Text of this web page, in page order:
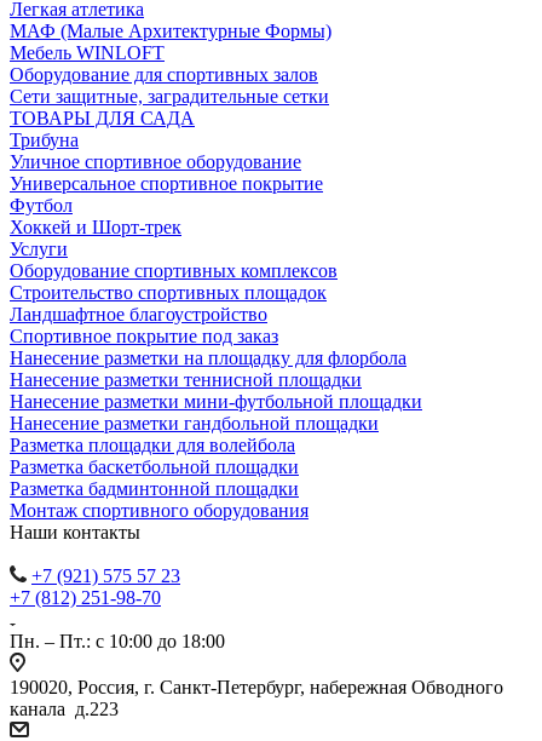
Легкая атлетика
МАФ (Малые Архитектурные Формы)
Мебель WINLOFT
Оборудование для спортивных залов
Сети защитные, заградительные сетки
ТОВАРЫ ДЛЯ САДА
Трибуна
Уличное спортивное оборудование
Универсальное спортивное покрытие
Футбол
Хоккей и Шорт-трек
Услуги
Оборудование спортивных комплексов
Строительство спортивных площадок
Ландшафтное благоустройство
Спортивное покрытие под заказ
Нанесение разметки на площадку для флорбола
Нанесение разметки теннисной площадки
Нанесение разметки мини-футбольной площадки
Нанесение разметки гандбольной площадки
Разметка площадки для волейбола
Разметка баскетбольной площадки
Разметка бадминтонной площадки
Монтаж спортивного оборудования
Наши контакты
+7 (921) 575 57 23
+7 (812) 251-98-70
Пн. – Пт.: с 10:00 до 18:00
190020, Россия, г. Санкт-Петербург, набережная Обводного
канала д.223